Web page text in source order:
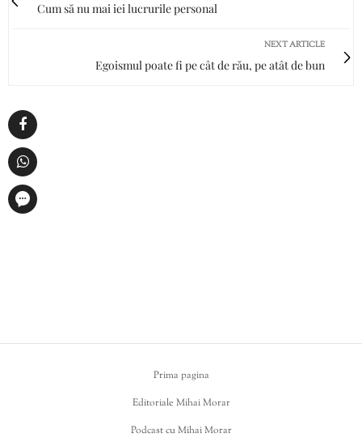
Cum să nu mai iei lucrurile personal
NEXT ARTICLE
Egoismul poate fi pe cât de rău, pe atât de bun
Prima pagina
Editoriale Mihai Morar
Podcast cu Mihai Morar